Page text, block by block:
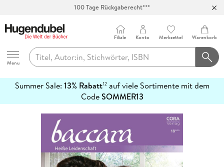
100 Tage Rückgaberecht***
Hugendubel
Menu
Filiale Konto Merkzettel Warenkorb
Summer Sale: 13% Rabatt12auf viele Sortimente mit dem
CodeSOMMER13
erfahren